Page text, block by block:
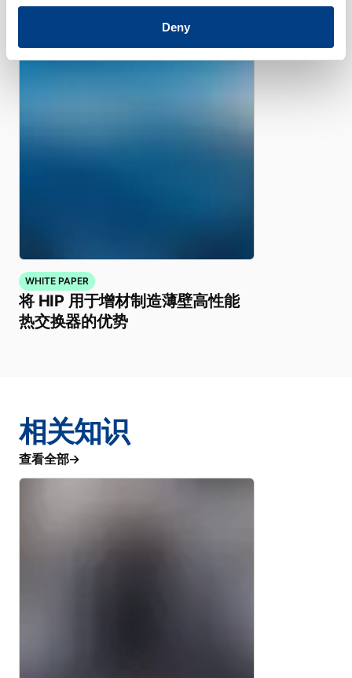
Deny
WHITE PAPER
将 HIP 用于增材制造薄壁高性能
热交换器的优势
相关知识
查看全部